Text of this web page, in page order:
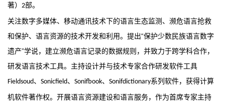
著） 2部。
关注数字多媒体、移动通讯技术下的语言生态监测、濒危语言抢救
和保护、语言资源的技术开发和利用。提出“保护少数民族语言数字
遗产”学说，建立濒危语言记录的数据规则，并致力于跨学科合作，
研发语言技术工具。主持设计并与技术专家合作研发软件工具
Fieldsoud、 Sonicfield、 Sonifbook、 Sonifdictionary系列软件，获得计算
机软件著作权。开展语言资源建设和语言服务，作为首席专家主持